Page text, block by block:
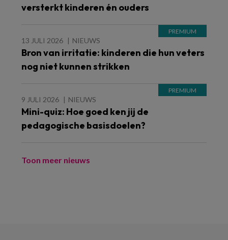
versterkt kinderen én ouders
13 JULI 2026 NIEUWS
Bron van irritatie: kinderen die hun veters
nog niet kunnen strikken
9 JULI 2026 NIEUWS
Mini-quiz: Hoe goed ken jij de
pedagogische basisdoelen?
Toon meer nieuws